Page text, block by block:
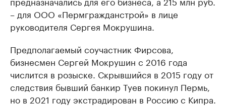
– для ООО «Пермгражданстрой» в лице
руководителя Сергея Мокрушина.
Предполагаемый соучастник Фирсова,
бизнесмен Сергей Мокрушин с 2016 года
числится в розыске. Скрывшийся в 2015 году от
следствия бывший банкир Туев покинул Пермь,
но в 2021 году экстрадирован в Россию с Кипра.